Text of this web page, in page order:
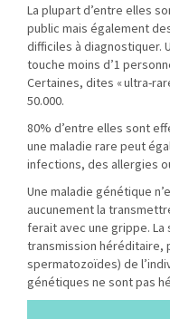
La plupart d’entre elles
public mais également
difficiles à diagnostiquer.
touche moins d’1
Certaines, dites « ultra-
50.000.
80% d’entre elles sont
une maladie rare peut
infections, des allergies
Une maladie génétique
aucunement la
ferait avec une grippe.
transmission héréditaire,
spermatozoïdes) de
génétiques ne sont pas